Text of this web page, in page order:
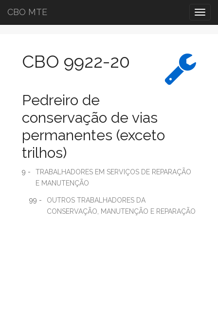
CBO MTE
CBO 9922-20
Pedreiro de
conservação de vias
permanentes (exceto
trilhos)
9 -
TRABALHADORES EM SERVIÇOS DE REPARAÇÃO
E MANUTENÇÃO
99 -
OUTROS TRABALHADORES DA
CONSERVAÇÃO, MANUTENÇÃO E REPARAÇÃO